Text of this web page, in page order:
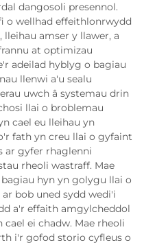
dangosoli presennol.
o wellhad effeithlonrwydd
amser y llawer, a
at optimizau
adeilad hyblyg o bagiau
llenwi a'u sealu
uwch â systemau drin
llai o broblemau
cael eu lleihau yn
fath yn creu llai o gyfaint
ar gyfer rhaglenni
rheoli wastraff. Mae
hyn yn golygu llai o
bob uned sydd wedi'i
a'r effaith amgylcheddol
ei chadw. Mae rheoli
i'r gofod storio cyfleus o